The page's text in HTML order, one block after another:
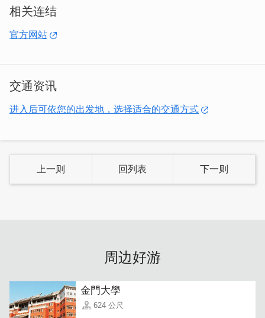
具可使用，让人好喜欢！暂且停下脚步，用心感受美好。
相关连结
官方网站
交通资讯
进入后可依您的出发地，选择适合的交通方式
上一则 回列表 下一则
周边好游
金門大學
624 公尺